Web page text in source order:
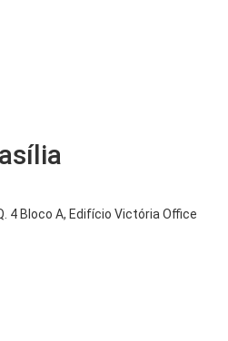
4 Bloco A, Edifício Victória Office